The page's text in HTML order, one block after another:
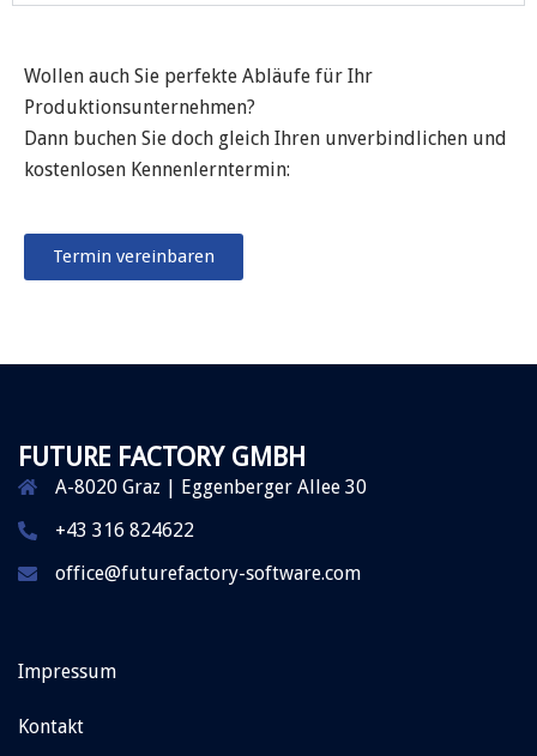
Wollen auch Sie perfekte Abläufe für Ihr
Produktionsunternehmen?
Dann buchen Sie doch gleich Ihren unverbindlichen und
kostenlosen Kennenlerntermin:
Termin vereinbaren
FUTURE FACTORY GMBH
A-8020 Graz | Eggenberger Allee 30
+43 316 824622
office@futurefactory-software.com
Impressum
Kontakt